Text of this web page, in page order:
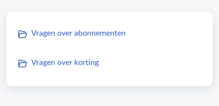
Vragen over abonnementen
Vragen over korting